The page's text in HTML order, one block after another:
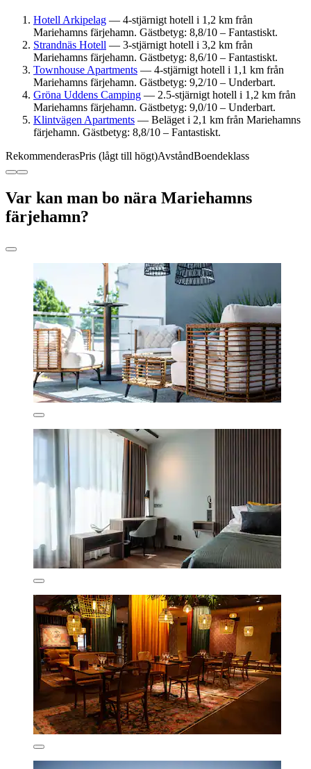
Hotell Arkipelag — 4-stjärnigt hotell i 1,2 km från
Mariehamns färjehamn. Gästbetyg: 8,8/10 – Fantastiskt.
Strandnäs Hotell — 3-stjärnigt hotell i 3,2 km från
Mariehamns färjehamn. Gästbetyg: 8,6/10 – Fantastiskt.
Townhouse Apartments — 4-stjärnigt hotell i 1,1 km från
Mariehamns färjehamn. Gästbetyg: 9,2/10 – Underbart.
Gröna Uddens Camping — 2.5-stjärnigt hotell i 1,2 km från
Mariehamns färjehamn. Gästbetyg: 9,0/10 – Underbart.
Klintvägen Apartments — Beläget i 2,1 km från Mariehamns
färjehamn. Gästbetyg: 8,8/10 – Fantastiskt.
RekommenderasPris (lågt till högt)AvståndBoendeklass
Var kan man bo nära Mariehamns
färjehamn?